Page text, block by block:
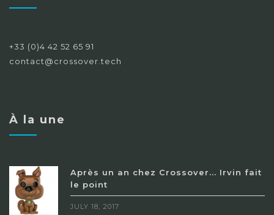
+33 (0)4 42 52 65 91
contact@crossover.tech
À la une
Après un an chez Crossover... Irvin fait
le point
JULY 18, 2017